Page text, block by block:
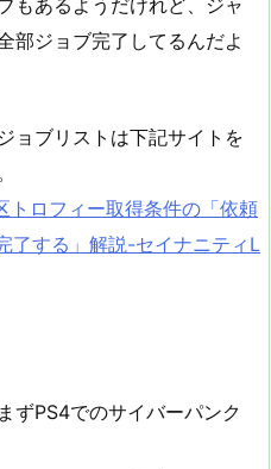
部ジョブ完了してるんだよ
ョブリストは下記サイトを
トロフィー取得条件の「依頼
了する」解説-セイナニティL
ずPS4でのサイバーパンク